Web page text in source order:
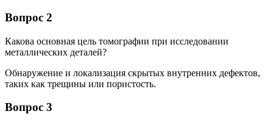
Вопрос 2
Какова основная цель томографии при исследовании
металлических деталей?
Обнаружение и локализация скрытых внутренних дефектов,
таких как трещины или пористость.
Вопрос 3